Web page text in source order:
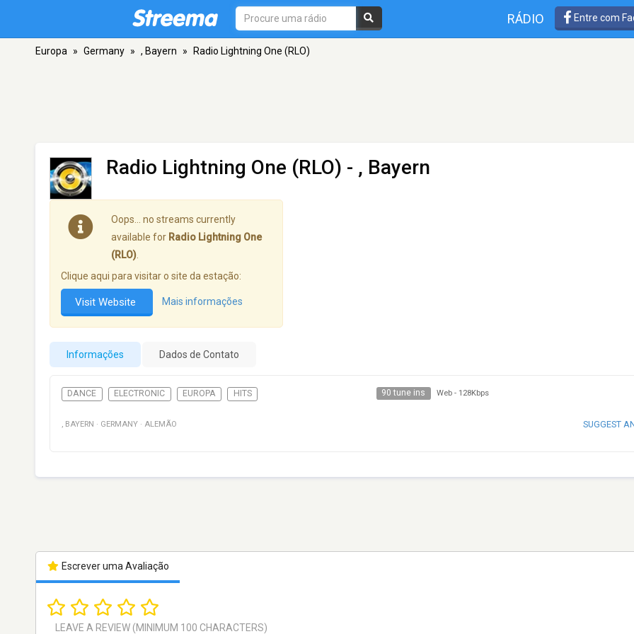
RÁDIO Entre com
Europa » Germany » , Bayern » Radio Lightning One (RLO)
Radio Lightning One (RLO) - , Bayern
Oops… no streams currently
available for Radio Lightning One
(RLO)
Clique aqui para visitar o site da estação:
Visit Website Mais informações
Informações Dados de Contato
DANCE ELECTRONIC EUROPA HITS 90 tune ins Web - 128Kbps
, BAYERN · GERMANY · ALEMÃO SUGGEST
Escrever uma Avaliação